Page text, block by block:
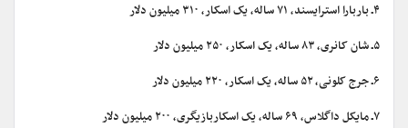
۴ـ باربارا استرایسند، ۷۱ ساله، یک اسکار، ۳۱۰ میلیون دلار
۵ـ شان کانری، ۸۳ ساله، یک اسکار، ۲۵۰ میلیون دلار
۶ـ جرج کلونی، ۵۲ ساله، یک اسکار، ۲۲۰ میلیون دلار
۷ـ مایکل داگلاس، ۶۹ ساله، یک اسکاربازیگری، ۲۰۰ میلیون دلار